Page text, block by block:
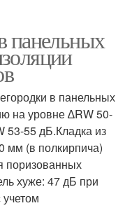
панельных
в панельных
на уровне ∆RW 50-
55 дБ.Кладка из
мм (в полкирпича)
поризованных
хуже: 47 дБ при